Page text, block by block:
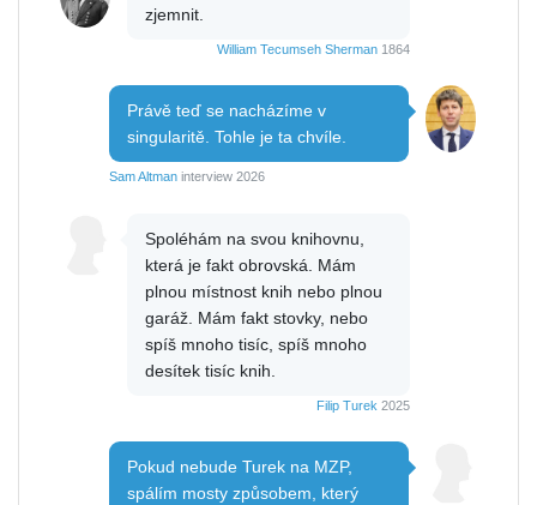
zjemnit.
William Tecumseh Sherman 1864
Právě teď se nacházíme v
singularitě. Tohle je ta chvíle.
Sam Altman interview 2026
Spoléhám na svou knihovnu,
která je fakt obrovská. Mám
plnou místnost knih nebo plnou
garáž. Mám fakt stovky, nebo
spíš mnoho tisíc, spíš mnoho
desítek tisíc knih.
Filip Turek 2025
Pokud nebude Turek na MZP,
spálím mosty způsobem, který